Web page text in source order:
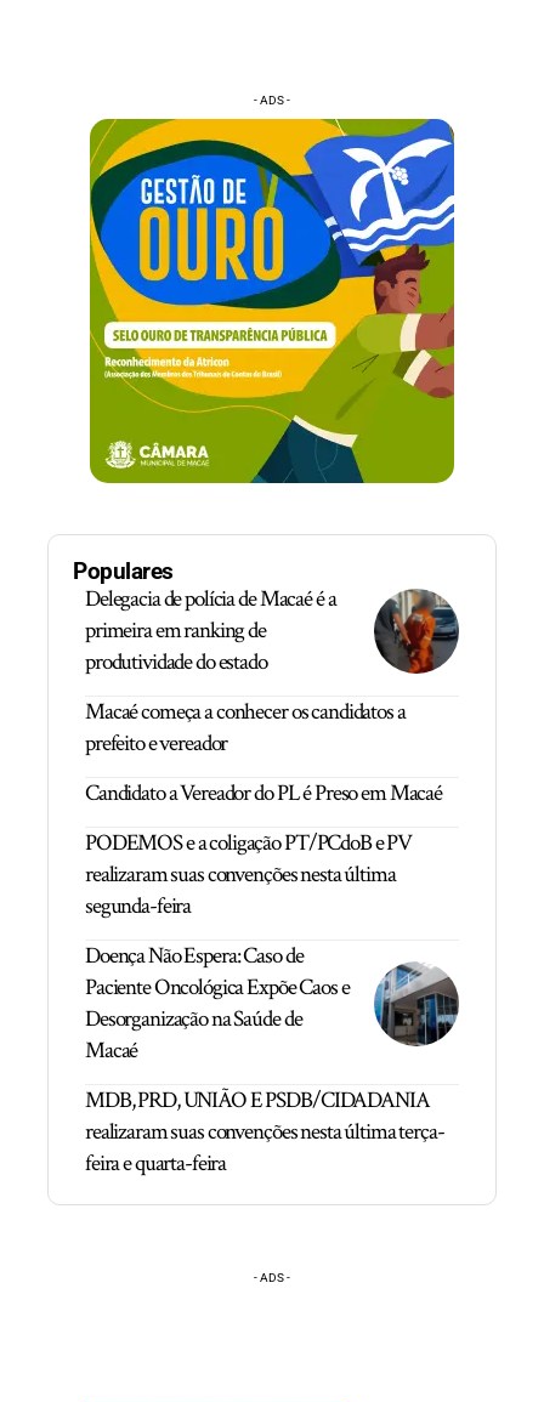
- ADS -
Populares
Delegacia de polícia de Macaé é a
primeira em ranking de
produtividade do estado
Macaé começa a conhecer os candidatos a
prefeito e vereador
Candidato a Vereador do PL é Preso em Macaé
PODEMOS e a coligação PT/PCdoB e PV
realizaram suas convenções nesta última
segunda-feira
Doença Não Espera: Caso de
Paciente Oncológica Expõe Caos e
Desorganização na Saúde de
Macaé
MDB, PRD, UNIÃO E PSDB/CIDADANIA
realizaram suas convenções nesta última terça-
feira e quarta-feira
- ADS -